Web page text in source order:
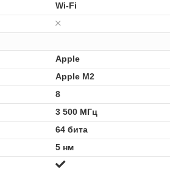
Wi-Fi
Apple
Apple M2
8
3 500 МГц
64 бита
5 нм